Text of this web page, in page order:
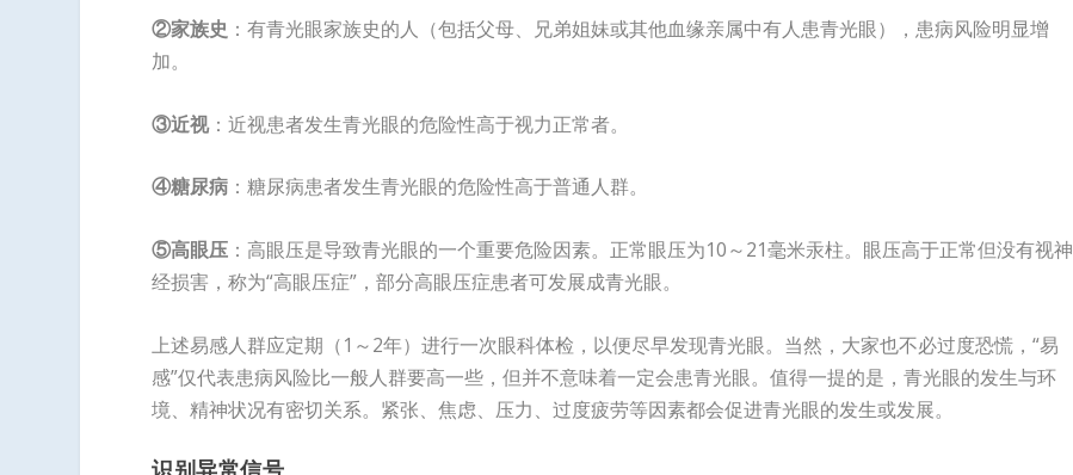
②家族史 ：有青光眼家族史的人（包括父母、兄弟姐妹或其他血缘亲属中有人患青光眼），患病风险明显增
加。
③近视：近视患者发生青光眼的危险性高于视力正常者。
④糖尿病 ：糖尿病患者发生青光眼的危险性高于普通人群。
⑤高眼压 ：高眼压是导致青光眼的一个重要危险因素。正常眼压为10～21毫米汞柱。眼压高于正常但没有视神
经损害，称为“高眼压症”，部分高眼压症患者可发展成青光眼。
上述易感人群应定期（1～2年）进行一次眼科体检，以便尽早发现青光眼。当然，大家也不必过度恐慌，“易
感”仅代表患病风险比一般人群要高一些，但并不意味着一定会患青光眼。值得一提的是，青光眼的发生与环
境、精神状况有密切关系。紧张、焦虑、压力、过度疲劳等因素都会促进青光眼的发生或发展。
识别异常信号